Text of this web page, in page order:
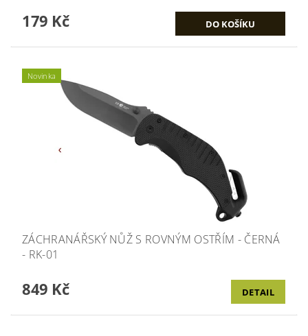
179 Kč
Novinka
ZÁCHRANÁŘSKÝ NŮŽ S ROVNÝM OSTŘÍM - ČERNÁ
- RK-01
849 Kč DETAIL